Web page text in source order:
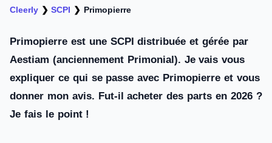
Cleerly ❯SCPI ❯ Primopierre
Primopierre est une SCPI distribuée et gérée par
Aestiam (anciennement Primonial). Je vais vous
expliquer ce qui se passe avec Primopierre et vous
donner mon avis. Fut-il acheter des parts en 2026 ?
Je fais le point !